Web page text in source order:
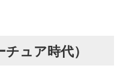
ュア時代）